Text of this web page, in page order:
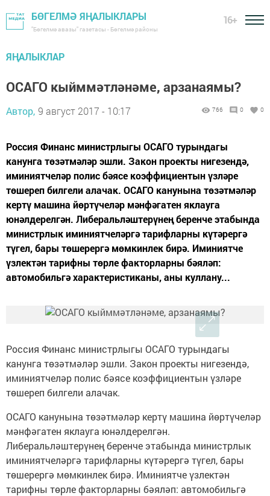
БӨГЕЛМӘ ЯҢАЛЫКЛАРЫ
"Бөгелмә авазы" газетасы - Бөгелмә районы
16+
ЯҢАЛЫКЛАР
ОСАГО кыйммәтләнәме, арзанаямы?
Автор, 9 август 2017 - 10:17 766 0 0
Россия Финанс министрлыгы ОСАГО турындагы
канунга төзәтмәләр эшли. Закон проекты нигезендә,
иминиятчеләр полис бәясе коэффициентын үзләре
төшереп билгели алачак. ОСАГО канунына төзәтмәләр
кертү машина йөртүчеләр мәнфәгатен яклауга
юнәлдерелгән. Либеральләштерүнең беренче этабында
министрлык иминиятчеләргә тарифларны күтәрергә
түгел, бары төшерергә мөмкинлек бирә. Иминиятче
үзлектән тарифны төрле факторларны бәяләп:
автомобильгә характеристиканы, аны куллану...
Россия Финанс министрлыгы ОСАГО турындагы
канунга төзәтмәләр эшли. Закон проекты нигезендә,
иминиятчеләр полис бәясе коэффициентын үзләре
төшереп билгели алачак.
ОСАГО канунына төзәтмәләр кертү машина йөртүчеләр
мәнфәгатен яклауга юнәлдерелгән.
Либеральләштерүнең беренче этабында министрлык
иминиятчеләргә тарифларны күтәрергә түгел, бары
төшерергә мөмкинлек бирә. Иминиятче үзлектән
тарифны төрле факторларны бәяләп: автомобильгә